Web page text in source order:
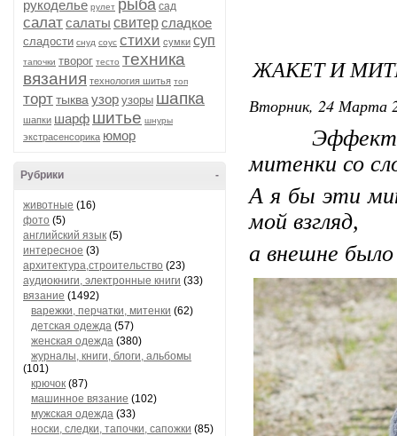
рукоделье рулет рыба сад
салатсалаты свитерсладкое
сладости снуд соус стихи сумки суп
тапочки творог тесто техника
вязания технология шитья топ
торттыква узор узоры шапка
шапки шарф шитье шнуры
экстрасенсорика юмор
-
Рубрики
животные (16)
фото (5)
английский язык (5)
интересное (3)
архитектура,строительство (23)
аудиокниги, электронные книги (33)
вязание (1492)
варежки, перчатки, митенки (62)
детская одежда (57)
женская одежда (380)
журналы, книги, блоги, альбомы
(101)
крючок (87)
машинное вязание (102)
мужская одежда (33)
носки, следки, тапочки, сапожки (85)
ЖАКЕТ И
Вторник, 24 Марта
Эффектный
митенки со
А я бы эти
мой взгляд,
а внешне